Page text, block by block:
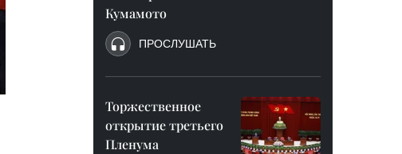
Кумамото
ПРОСЛУШАТЬ
Торжественное
открытие третьего
Пленума